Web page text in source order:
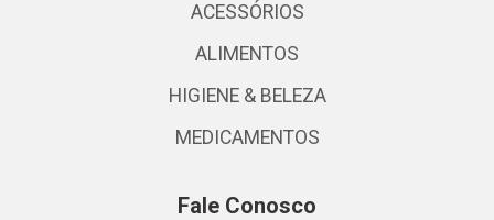
ACESSÓRIOS
ALIMENTOS
HIGIENE & BELEZA
MEDICAMENTOS
Fale Conosco